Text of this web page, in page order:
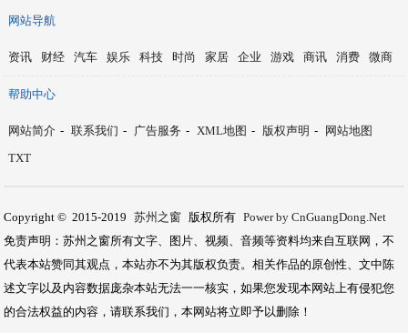
网站导航
资讯 财经 汽车 娱乐 科技 时尚 家居 企业 游戏 商讯 消费 微商
帮助中心
网站简介 - 联系我们 - 广告服务 - XML地图 - 版权声明 -
网站地图
TXT
Copyright © 2015-2019 苏州之窗 版权所有 Power by CnGuangDong.Net
免责声明：苏州之窗所有文字、图片、视频、音频等资料均来自互联网，不
代表本站赞同其观点，本站亦不为其版权负责。相关作品的原创性、文中陈
述文字以及内容数据庞杂本站无法一一核实，如果您发现本网站上有侵犯您
的合法权益的内容，请联系我们，本网站将立即予以删除！